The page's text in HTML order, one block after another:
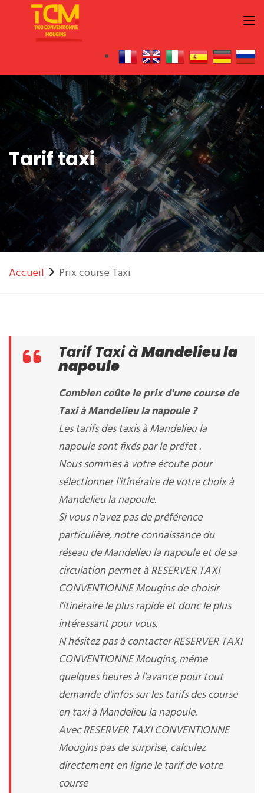
Tarif taxi
Accueil Prix course Taxi
Tarif Taxi àMandelieu la
napoule
Combien coûte le prix d'une course de
Taxi à Mandelieu la napoule ?
Les tarifs des taxis à Mandelieu la
napoule sont fixés par le préfet .
Nous sommes à votre écoute pour
sélectionner l'itinéraire de votre choix à
Mandelieu la napoule.
Si vous n'avez pas de préférence
particulière, notre connaissance du
réseau de Mandelieu la napoule et de sa
circulation permet à RESERVER TAXI
CONVENTIONNE Mougins de choisir
l'itinéraire le plus rapide et donc le plus
intéressant pour vous.
N hésitez pas à contacter RESERVER TAXI
CONVENTIONNE Mougins, même
quelques heures à l'avance pour tout
demande d'infos sur les tarifs des course
en taxi à Mandelieu la napoule.
Avec RESERVER TAXI CONVENTIONNE
Mougins pas de surprise, calculez
directement en ligne le tarif de votre
course